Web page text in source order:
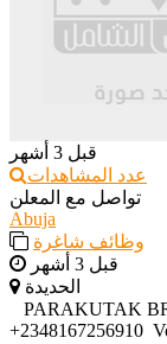
قبل 3 أشهر
عدد المشاهدات
تواصل مع المعلن
Abuja
وظائف شاغرة
قبل 3 أشهر
الحديدة
‎PARAKUTAK
+2348167256910